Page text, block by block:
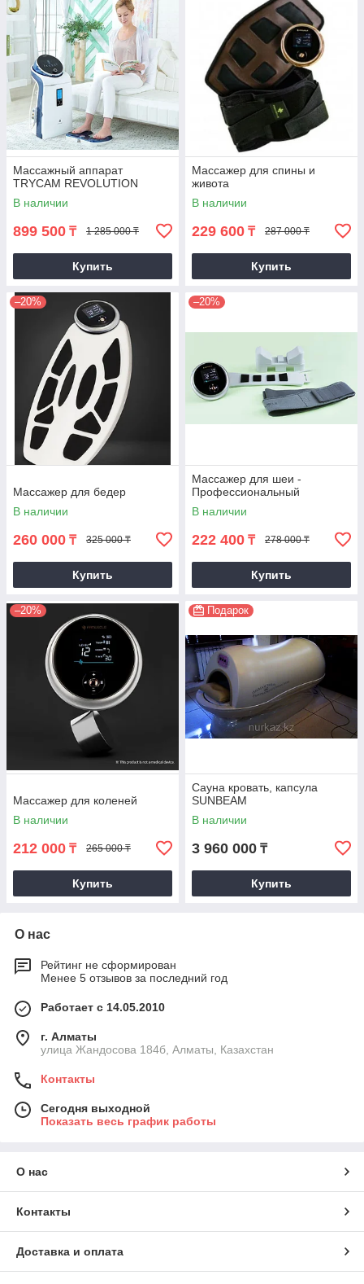
Массажный аппарат
TRYCAM REVOLUTION
В наличии
899 500 ₸ 1 285 000 ₸
Купить
Массажер для спины и
живота
В наличии
229 600 ₸ 287 000 ₸
Купить
–20%
Массажер для бедер
В наличии
260 000 ₸ 325 000 ₸
Купить
–20%
Массажер для шеи -
Профессиональный
В наличии
222 400 ₸ 278 000 ₸
Купить
–20%
Массажер для коленей
В наличии
212 000 ₸ 265 000 ₸
Купить
Подарок
Сауна кровать, капсула
SUNBEAM
В наличии
3 960 000 ₸
Купить
О нас
Рейтинг не сформирован
Менее 5 отзывов за последний год
Работает с 14.05.2010
г. Алматы
улица Жандосова 184б, Алматы, Казахстан
Контакты
Сегодня выходной
Показать весь график работы
О нас
Контакты
Доставка и оплата